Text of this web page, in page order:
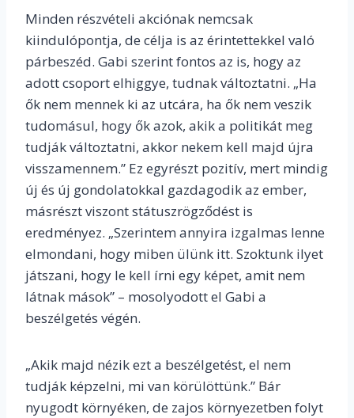
Minden részvételi akciónak nemcsak
kiindulópontja, de célja is az érintettekkel való
párbeszéd. Gabi szerint fontos az is, hogy az
adott csoport elhiggye, tudnak változtatni. „Ha
ők nem mennek ki az utcára, ha ők nem veszik
tudomásul, hogy ők azok, akik a politikát meg
tudják változtatni, akkor nekem kell majd újra
visszamennem.” Ez egyrészt pozitív, mert mindig
új és új gondolatokkal gazdagodik az ember,
másrészt viszont státuszrögződést is
eredményez. „Szerintem annyira izgalmas lenne
elmondani, hogy miben ülünk itt. Szoktunk ilyet
játszani, hogy le kell írni egy képet, amit nem
látnak mások” – mosolyodott el Gabi a
beszélgetés végén.
„Akik majd nézik ezt a beszélgetést, el nem
tudják képzelni, mi van körülöttünk.” Bár
nyugodt környéken, de zajos környezetben folyt